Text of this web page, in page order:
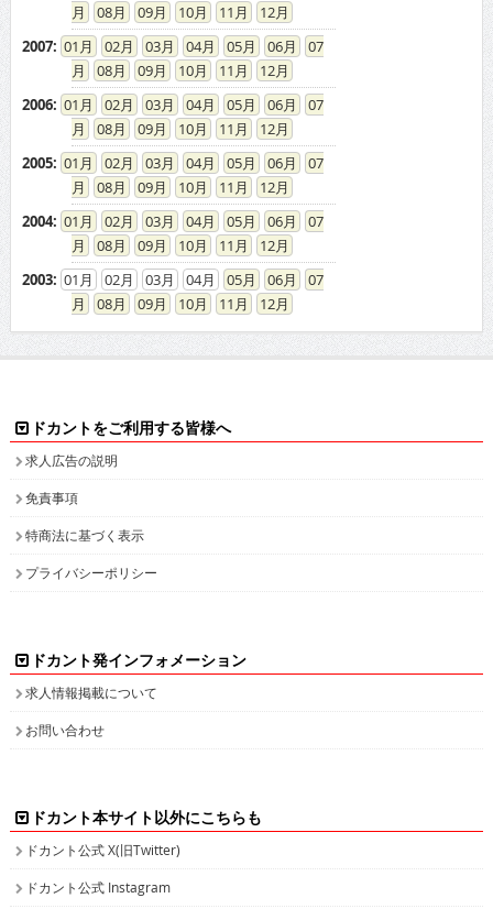
08
09 10 11
12
2007: 01 02 03 04 05 06
07
08
09 10 11
12
2006: 01 02 03 04 05 06
07
08
09 10 11
12
2005: 01 02 03 04 05 06
07
08
09 10 11
12
2004: 01 02 03 04 05 06
07
08
09 10 11
12
2003: 01 02 03 04 05 06
07
08
09 10 11 12
ドカントをご利用する皆様へ
求人広告の説明
免責事項
特商法に基づく表示
プライバシーポリシー
ドカント発インフォメーション
求人情報掲載について
お問い合わせ
ドカント本サイト以外にこちらも
ドカント公式 X(旧Twitter)
ドカント公式 Instagram